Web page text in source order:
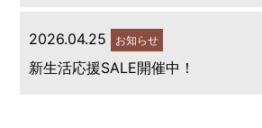
2026.04.25 お知らせ
新生活応援SALE開催中！